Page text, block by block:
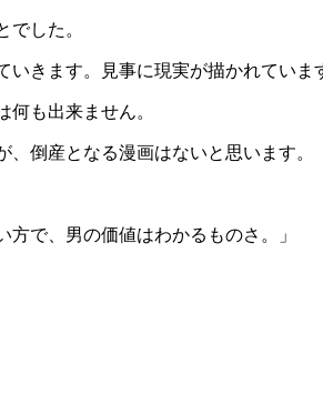
した。
きます。見事に現実が描かれていま
も出来ません。
倒産となる漫画はないと思います。
で、男の価値はわかるものさ。」